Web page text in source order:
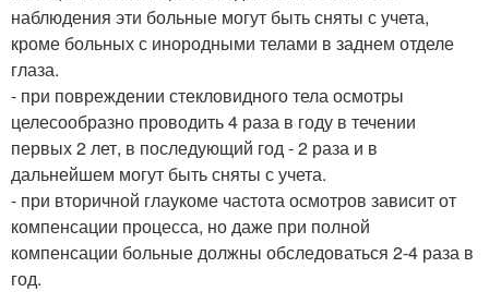
наблюдения эти больные могут быть сняты с учета,
кроме больных с инородными телами в заднем отделе
глаза.
- при повреждении стекловидного тела осмотры
целесообразно проводить 4 раза в году в течении
первых 2 лет, в последующий год - 2 раза и в
дальнейшем могут быть сняты с учета.
- при вторичной глаукоме частота осмотров зависит от
компенсации процесса, но даже при полной
компенсации больные должны обследоваться 2-4 раза в
год.